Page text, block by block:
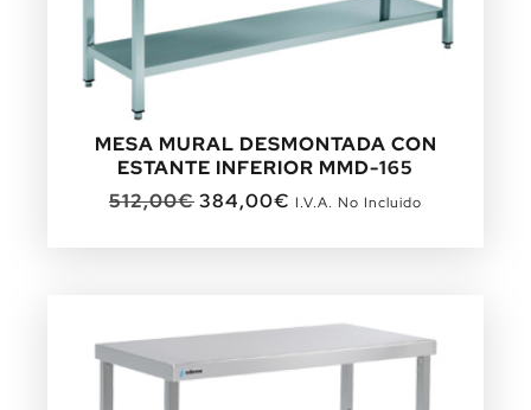
MESA MURAL DESMONTADA CON
ESTANTE INFERIOR MMD-165
512,00€384,00€ I.V.A. No Incluido